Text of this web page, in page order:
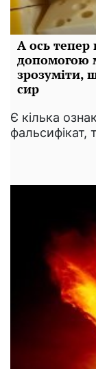
А ось тепер
допомогою
зрозуміти,
сир
Є кілька
фальсифікат,